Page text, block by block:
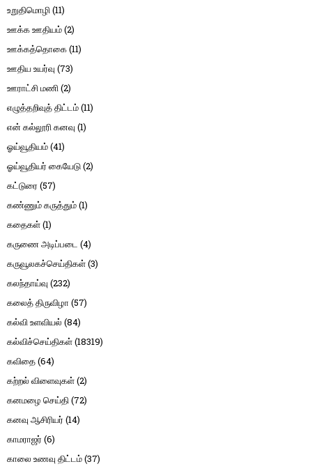
உறுதிமொழி(11)
ஊக்க ஊதியம்(2)
ஊக்கத்தொகை(11)
ஊதிய உயர்வு (73)
ஊராட்சி மணி(2)
எழுத்தறிவுத் திட்டம்(11)
என் கல்லூரி கனவு (1)
ஓய்வூதியம்(41)
ஓய்வூதியர் கையேடு(2)
கட்டுரை (57)
கண்ணும் கருத்தும்(1)
கதைகள்(1)
கருணை அடிப்படை (4)
கருவூலகச்செய்திகள்(3)
கலந்தாய்வு (232)
கலைத் திருவிழா (57)
கல்வி உளவியல் (84)
கல்விச்செய்திகள்(18319)
கவிதை(64)
கற்றல் விளைவுகள்(2)
கனமழை செய்தி(72)
கனவு ஆசிரியர் (14)
காமராஜர் (6)
காலை உணவு திட்டம்(37)